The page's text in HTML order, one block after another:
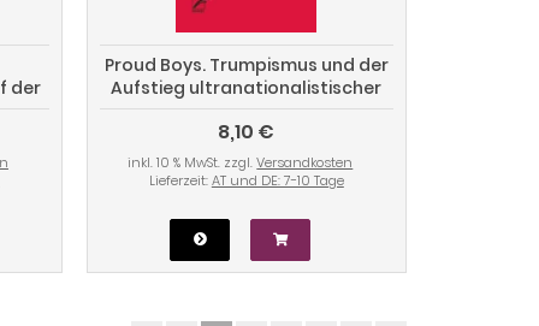
der
Proud Boys. Trumpismus und der
Aufstieg ultranationalistischer
Bruderschaften
8,10 €
inkl. 10 % MwSt. zzgl.Versandkosten
Lieferzeit:AT und DE: 7-10 Tage